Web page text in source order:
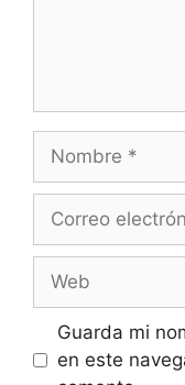
electrónico
Guarda mi
en este